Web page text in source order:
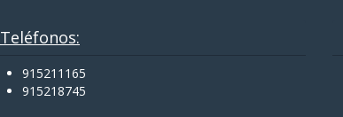
Teléfonos:
915211165
915218745